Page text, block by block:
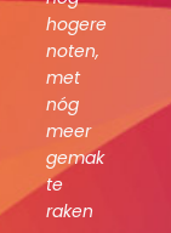
hogere
noten,
met
nóg
meer
gemak
te
raken